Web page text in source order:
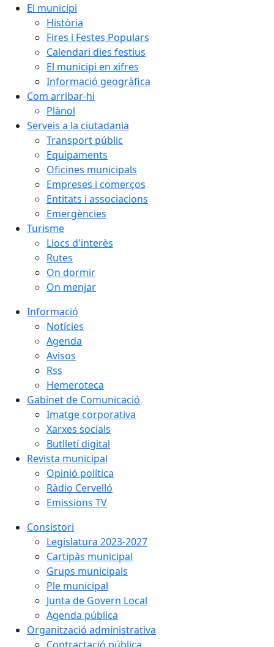
El municipi
Història
Fires i Festes Populars
Calendari dies festius
El municipi en xifres
Informació geogràfica
Com arribar-hi
Plànol
Serveis a la ciutadania
Transport públic
Equipaments
Oficines municipals
Empreses i comerços
Entitats i associacions
Emergències
Turisme
Llocs d'interès
Rutes
On dormir
On menjar
Informació
Notícies
Agenda
Avisos
Rss
Hemeroteca
Gabinet de Comunicació
Imatge corporativa
Xarxes socials
Butlletí digital
Revista municipal
Opinió política
Ràdio Cervelló
Emissions TV
Consistori
Legislatura 2023-2027
Cartipàs municipal
Grups municipals
Ple municipal
Junta de Govern Local
Agenda pública
Organització administrativa